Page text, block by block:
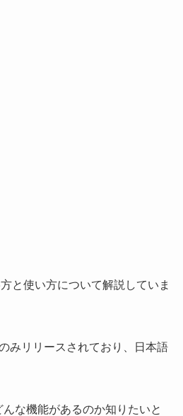
と使い方について解説していま
みリリースされており、日本語
な機能があるのか知りたいと